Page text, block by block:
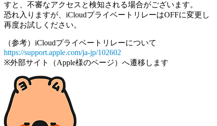
すと、不審なアクセスと検知される場合がございます。
恐れ入りますが、iCloudプライベートリレーはOFFに変更し
再度お試しください。
（参考）iCloudプライベートリレーについて
https://support.apple.com/ja-jp/102602
※外部サイト（Apple様のページ）へ遷移します